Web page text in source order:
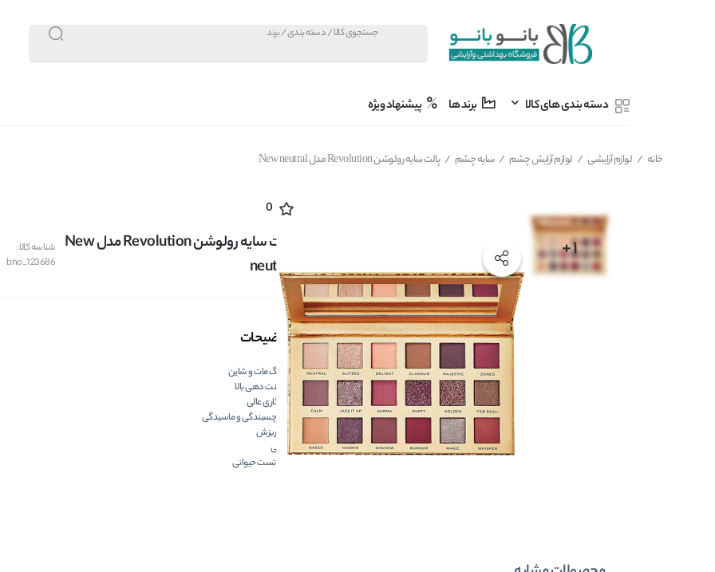
دسته بندی های کالا برند ها پیشنهاد ویژه
خانه / لوازم آرایشی / لوازم آرایش چشم / سایه چشم / پالت سایه رولوشن Revolution مدل New neutral
0
پالت سایه رولوشن Revolution مدل New
neutral
شناسه کالا:
bno_123686
توضیحات
18 رنگ مات و شاین
پیگمنت دهی بالا
ماندگاری عالی
عدم چسبندگی و ماسیدگی
عدم ریزش
گیاهی
فاقد تست حیوانی